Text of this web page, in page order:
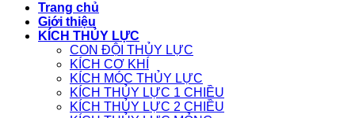
Trang chủ
Giới thiệu
KÍCH THỦY LỰC
CON ĐỘI THỦY LỰC
KÍCH CƠ KHÍ
KÍCH MÓC THỦY LỰC
KÍCH THỦY LỰC 1 CHIỀU
KÍCH THỦY LỰC 2 CHIỀU